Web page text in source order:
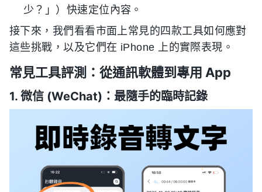
少？」）快速定位內容。
接下來，我們看看市面上常見的四款工具如何應對
這些挑戰，以及它們在 iPhone 上的實際表現。
常見工具評測：從通訊軟體到專用 App
1. 微信 (WeChat)：最隨手的臨時記錄